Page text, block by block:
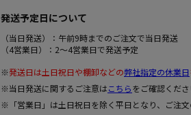
発送予定日について
（当日発送）：午前9時までのご注文で当日発送
（4営業日）：2～4営業日で発送予定
※発送日は土日祝日や棚卸などの弊社指定の休業日
※当日発送に関するご注意はこちらをご確認くださ
※「営業日」は土日祝日を除く平日となり、ご注文